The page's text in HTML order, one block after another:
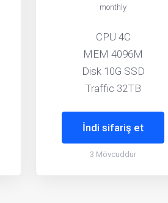
monthly
CPU 4C
MEM 4096M
Disk 10G SSD
Traffic 32TB
İndi sifariş et
3 Mövcuddur